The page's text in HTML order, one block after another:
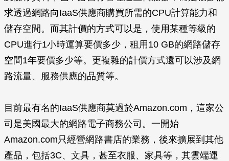
求透過網路向IaaS供應商購買所需的CPU計算能力和
儲存空間。而其計價的方式可以是，使用某種等級的
CPU進行1小時運算要價多少，租用10 GB的網路儲存
空間1年要價多少等。更複雜的計價方式還可以涉及網
路流量、服務供應的品質等。
目前最有名的IaaS供應商莫過於Amazon.com，這家公
司是美國最大的網路電子商務公司。一開始
Amazon.com只經營網路書店的業務，後來擴展到其他
產品，包括3C、文具，甚至衣服、家具等，其雲端運